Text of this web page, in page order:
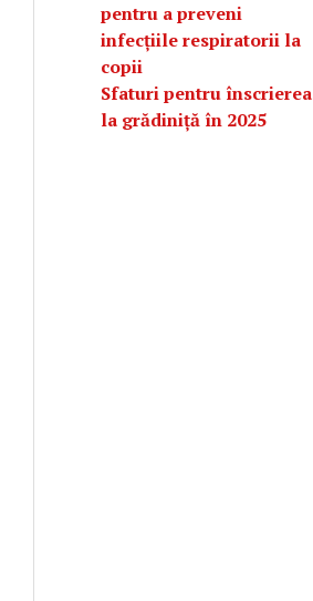
pentru a preveni
infecțiile respiratorii la
copii
Sfaturi pentru înscrierea
la grădiniță în 2025